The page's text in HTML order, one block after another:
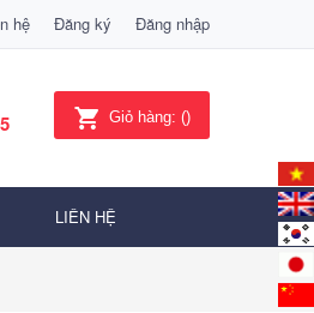
hệ Đăng ký Đăng nhập
Giỏ hàng: ()
LIÊN HỆ